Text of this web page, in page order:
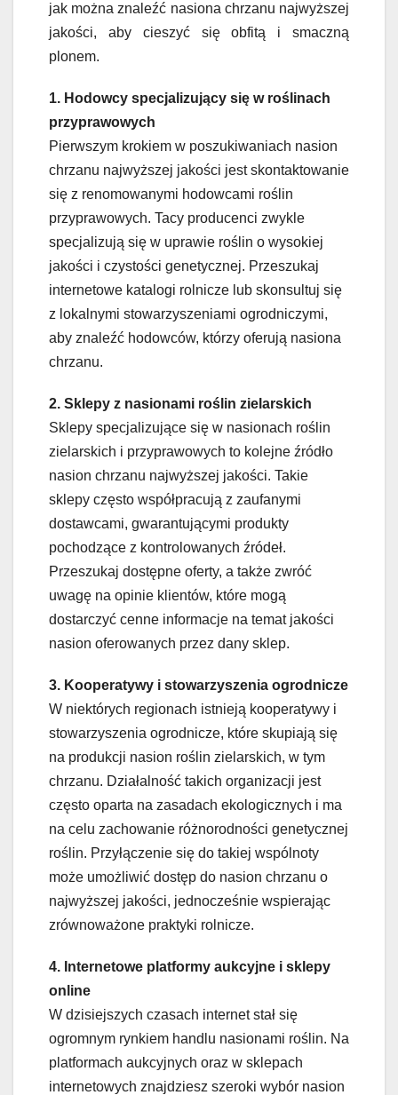
jak można znaleźć nasiona chrzanu najwyższej
jakości, aby cieszyć się obfitą i smaczną
plonem.
1. Hodowcy specjalizujący się w roślinach
przyprawowych
Pierwszym krokiem w poszukiwaniach nasion
chrzanu najwyższej jakości jest skontaktowanie
się z renomowanymi hodowcami roślin
przyprawowych. Tacy producenci zwykle
specjalizują się w uprawie roślin o wysokiej
jakości i czystości genetycznej. Przeszukaj
internetowe katalogi rolnicze lub skonsultuj się
z lokalnymi stowarzyszeniami ogrodniczymi,
aby znaleźć hodowców, którzy oferują nasiona
chrzanu.
2. Sklepy z nasionami roślin zielarskich
Sklepy specjalizujące się w nasionach roślin
zielarskich i przyprawowych to kolejne źródło
nasion chrzanu najwyższej jakości. Takie
sklepy często współpracują z zaufanymi
dostawcami, gwarantującymi produkty
pochodzące z kontrolowanych źródeł.
Przeszukaj dostępne oferty, a także zwróć
uwagę na opinie klientów, które mogą
dostarczyć cenne informacje na temat jakości
nasion oferowanych przez dany sklep.
3. Kooperatywy i stowarzyszenia ogrodnicze
W niektórych regionach istnieją kooperatywy i
stowarzyszenia ogrodnicze, które skupiają się
na produkcji nasion roślin zielarskich, w tym
chrzanu. Działalność takich organizacji jest
często oparta na zasadach ekologicznych i ma
na celu zachowanie różnorodności genetycznej
roślin. Przyłączenie się do takiej wspólnoty
może umożliwić dostęp do nasion chrzanu o
najwyższej jakości, jednocześnie wspierając
zrównoważone praktyki rolnicze.
4. Internetowe platformy aukcyjne i sklepy
online
W dzisiejszych czasach internet stał się
ogromnym rynkiem handlu nasionami roślin. Na
platformach aukcyjnych oraz w sklepach
internetowych znajdziesz szeroki wybór nasion